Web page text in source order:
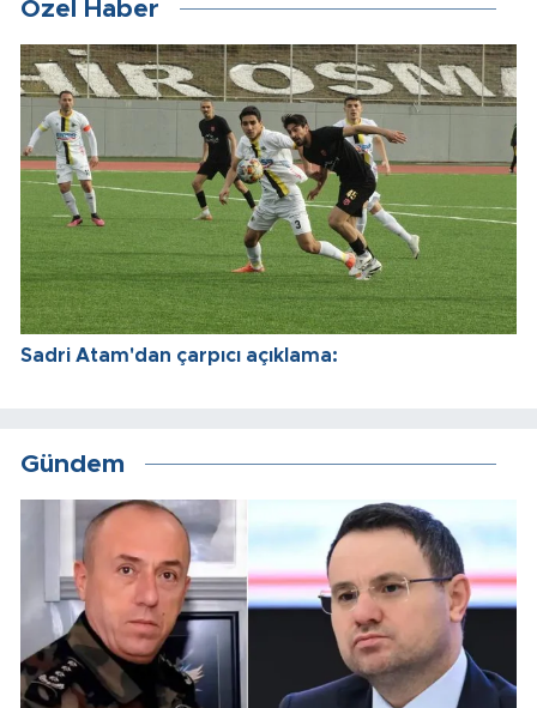
Özel Haber
Sadri Atam'dan çarpıcı açıklama:
Gündem